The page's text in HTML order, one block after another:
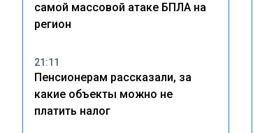
самой массовой атаке БПЛА на
регион
21:11
Пенсионерам рассказали, за
какие объекты можно не
платить налог